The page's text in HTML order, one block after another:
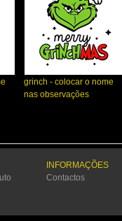
grinch - colocar o nome
nas observações
INFORMAÇÕES
Contactos